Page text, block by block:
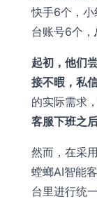
快手6个，
台账号6个，
起初，他们
接不暇，私
的实际需求
客服下班之
然而，在采
螳螂AI智能
台里进行统